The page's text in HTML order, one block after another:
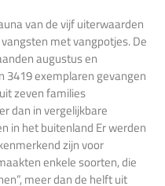
van de vijf uiterwaarden
met vangpotjes. De
augustus en
3419 exemplaren gevangen
zeven families
dan in vergelijkbare
in het buitenland Er werden
zijn voor
enkele soorten, die
meer dan de helft uit